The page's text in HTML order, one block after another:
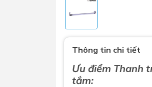
Phụ kiện nhà vệ sinh
Gương nhà vệ sinh - nhà
Máy sấy tay
Thông tin chi tiết
Ưu điểm Thanh
tắm: